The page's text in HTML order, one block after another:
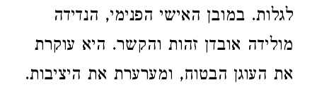
לגלות. במובן האישי הפנימי, הנדידה
מולידה אובדן זהות והקשר. היא עוקרת
את העוגן הבטוח, ומערערת את היציבות.